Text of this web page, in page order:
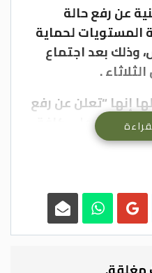
عن رفع حالة
المستويات لحماية
وذلك بعد اجتماع
.
إنها “تعلن عن رفع
صفوفها، وعلى كافة
جديد علي
الدائمة بكل
الغربية والقدس